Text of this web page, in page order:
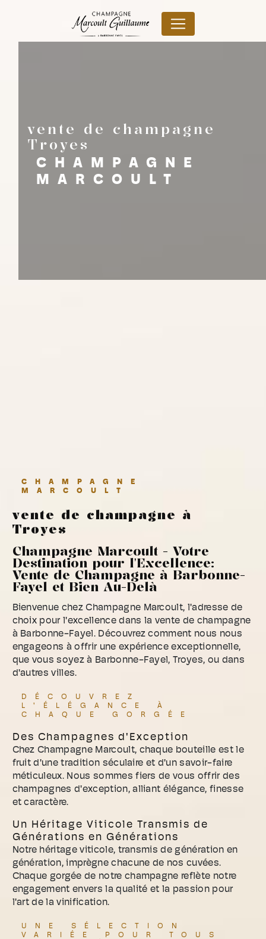
vente de champagne
Troyes
CHAMPAGNE
MARCOULT
CHAMPAGNE
MARCOULT
vente de champagne à
Troyes
Champagne Marcoult - Votre
Destination pour l'Excellence:
Vente de Champagne à Barbonne-
Fayel et Bien Au-Delà
Bienvenue chez Champagne Marcoult, l'adresse de
choix pour l'excellence dans la vente de champagne
à Barbonne-Fayel. Découvrez comment nous nous
engageons à offrir une expérience exceptionnelle,
que vous soyez à Barbonne-Fayel, Troyes, ou dans
d'autres villes.
DÉCOUVREZ
L'ÉLÉGANCE À
CHAQUE GORGÉE
Des Champagnes d'Exception
Chez Champagne Marcoult, chaque bouteille est le
fruit d'une tradition séculaire et d'un savoir-faire
méticuleux. Nous sommes fiers de vous offrir des
champagnes d'exception, alliant élégance, finesse
et caractère.
Un Héritage Viticole Transmis de
Générations en Générations
Notre héritage viticole, transmis de génération en
génération, imprègne chacune de nos cuvées.
Chaque gorgée de notre champagne reflète notre
engagement envers la qualité et la passion pour
l'art de la vinification.
UNE SÉLECTION
VARIÉE POUR TOUS